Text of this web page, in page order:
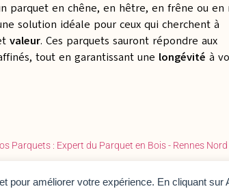
pour améliorer votre expérience. En cliquant
parquet en chêne, en hêtre, en frêne ou en
solution idéale pour ceux qui cherchent à
valeur. Ces parquets sauront répondre aux
tout en garantissant une longévité à
Parquets : Expert du Parquet en Bois - Rennes